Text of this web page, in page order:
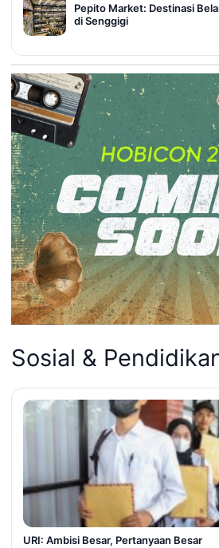
Pepito Market: Destinasi
di Senggigi
Sosial &
URI: Ambisi Besar, Pertanyaan Besar